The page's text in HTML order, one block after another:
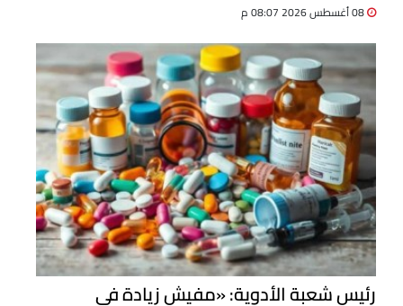
رئيس شعبة الأدوية: «مفيش زيادة في